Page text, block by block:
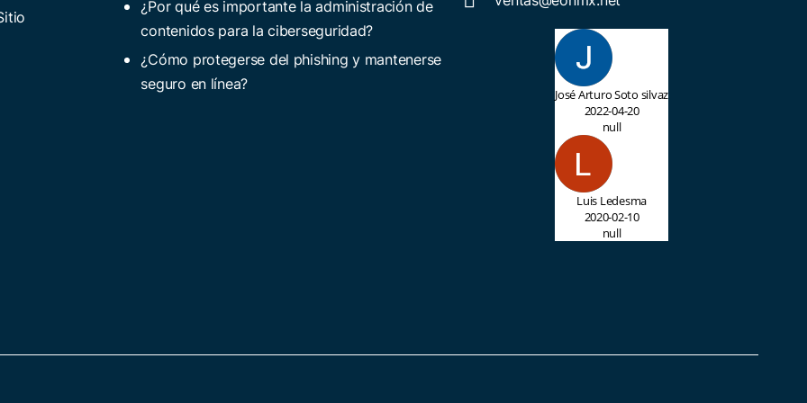
¿Por qué es importante la administración de
contenidos para la ciberseguridad?
¿Cómo protegerse del phishing y mantenerse
seguro en línea?
José Arturo Soto silvaz
2022-04-20
null
Luis Ledesma
2020-02-10
null